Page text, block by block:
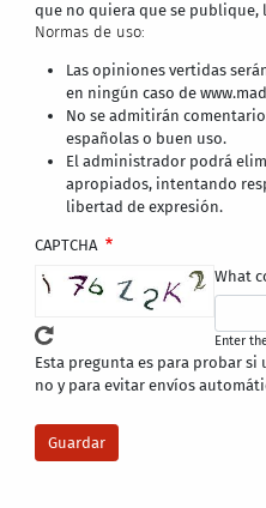
que no quiera que se publique,
Normas de uso:
Las opiniones vertidas
en ningún caso de
No se admitirán
españolas o buen uso.
El administrador podrá
apropiados, intentando
libertad de expresión.
CAPTCHA
What
Enter
Esta pregunta es para probar
no y para evitar envíos